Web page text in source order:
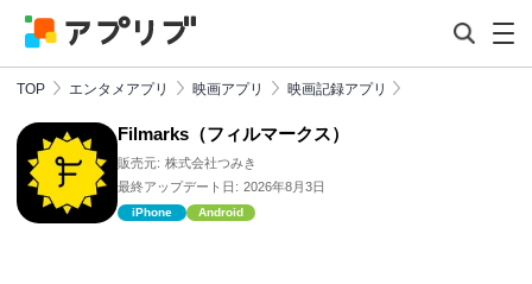
TOP エンタメアプリ 映画アプリ 映画記録アプリ
Filmarks（フィルマークス）
販売元: 株式会社つみき
最終アップデート日: 2026年8月3日
iPhone Android